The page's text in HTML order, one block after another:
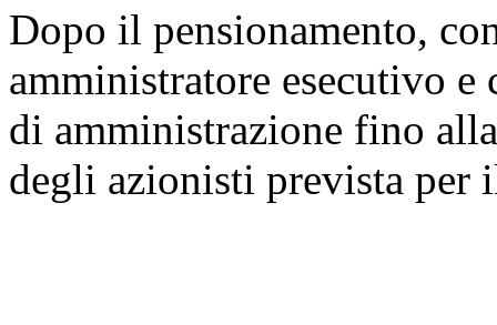
Dopo il pensionamento,
amministratore esecutivo
di amministrazione fino
degli azionisti prevista per